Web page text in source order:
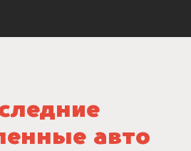
авто